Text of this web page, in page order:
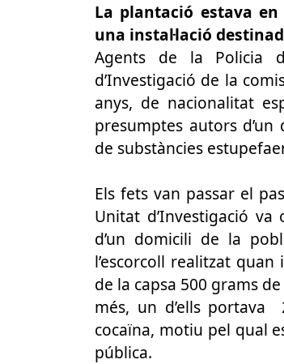
La plantació estava
una instal·lació
Agents de la Policia
d’Investigació de la
anys, de nacionalitat
presumptes autors
de substàncies
Els fets van passar el
Unitat d’Investigació
d’un domicili de la
l’escorcoll realitzat
de la capsa 500 grams
més, un d’ells portava
cocaïna, motiu pel qual
pública.